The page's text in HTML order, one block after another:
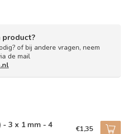
product?
of bij andere vragen, neem
de mail
- 3 x 1 mm - 4 €1,35